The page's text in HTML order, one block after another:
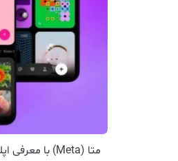
متا (Meta) با معرفی اپلیکیشن جدید